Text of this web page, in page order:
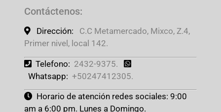
Contáctenos:
Dirección:
C.C Metamercado, Mixco, Z.4,
Primer nivel, local 142.
Telefono: 2432-9375.
Whatsapp: +50247412305.
Horario de atención redes sociales: 9:00
am a 6:00 pm. Lunes a Domingo.